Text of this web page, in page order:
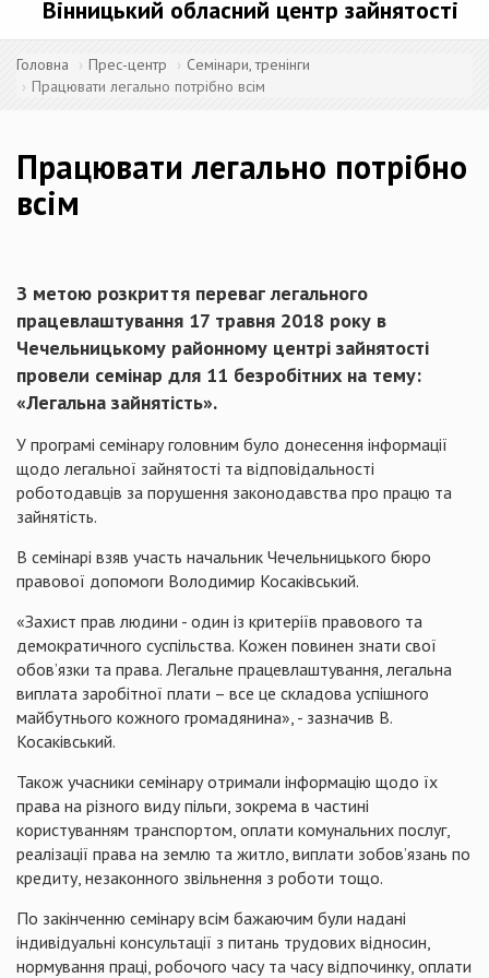
Вінницький обласний центр зайнятості
Головна Прес-центр
Семінари, тренінги
Працювати легально потрібно всім
Працювати легально потрібно
всім
З метою розкриття переваг легального
працевлаштування 17 травня 2018 року в
Чечельницькому районному центрі зайнятості
провели семінар для 11 безробітних на тему:
«Легальна зайнятість».
У програмі семінару головним було донесення інформації
щодо легальної зайнятості та відповідальності
роботодавців за порушення законодавства про працю та
зайнятість.
В семінарі взяв участь начальник Чечельницького бюро
правової допомоги Володимир Косаківський.
«Захист прав людини - один із критеріїв правового та
демократичного суспільства. Кожен повинен знати свої
обов’язки та права. Легальне працевлаштування, легальна
виплата заробітної плати – все це складова успішного
майбутнього кожного громадянина», - зазначив В.
Косаківський.
Також учасники семінару отримали інформацію щодо їх
права на різного виду пільги, зокрема в частині
користуванням транспортом, оплати комунальних послуг,
реалізації права на землю та житло, виплати зобов’язань по
кредиту, незаконного звільнення з роботи тощо.
По закінченню семінару всім бажаючим були надані
індивідуальні консультації з питань трудових відносин,
нормування праці, робочого часу та часу відпочинку, оплати